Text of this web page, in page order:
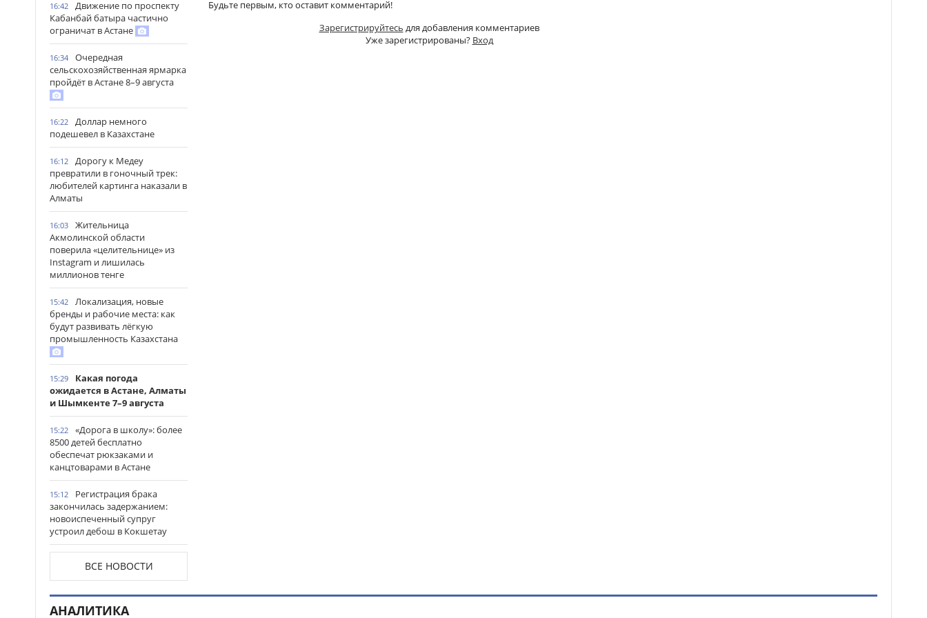
16:42
Движение по проспекту
Кабанбай батыра частично
ограничат в Астане
16:34
Очередная
сельскохозяйственная ярмарка
пройдёт в Астане 8–9 августа
16:22
Доллар немного
подешевел в Казахстане
16:12
Дорогу к Медеу
превратили в гоночный трек:
любителей картинга наказали в
Алматы
16:03
Жительница
Акмолинской области
поверила «целительнице» из
Instagram и лишилась
миллионов тенге
15:42
Локализация, новые
бренды и рабочие места: как
будут развивать лёгкую
промышленность Казахстана
15:29
Какая погода
ожидается в Астане, Алматы
и Шымкенте 7–9 августа
15:22
«Дорога в школу»: более
8500 детей бесплатно
обеспечат рюкзаками и
канцтоварами в Астане
15:12
Регистрация брака
закончилась задержанием:
новоиспеченный супруг
устроил дебош в Кокшетау
Сауран началась реставрация
исторических памятников
14:53
Выезд на встречную
ВСЕ НОВОСТИ
Будьте первым, кто оставит комментарий!
Зарегистрируйтесь для добавления комментариев
Уже зарегистрированы? Вход
АНАЛИТИКА